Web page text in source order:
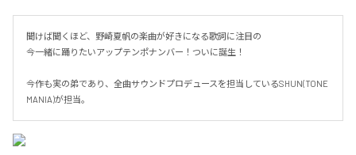
聞けば聞くほど、野崎夏帆の楽曲が好きになる歌詞に注目の
今一緒に踊りたいアップテンポナンバー！ついに誕生！
今作も実の弟であり、全曲サウンドプロデュースを担当しているSHUN(TONE
MANIA)が担当。